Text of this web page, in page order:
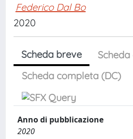
Federico Dal Bo
2020
Scheda breve
Scheda completa (DC)
Anno di pubblicazione
2020